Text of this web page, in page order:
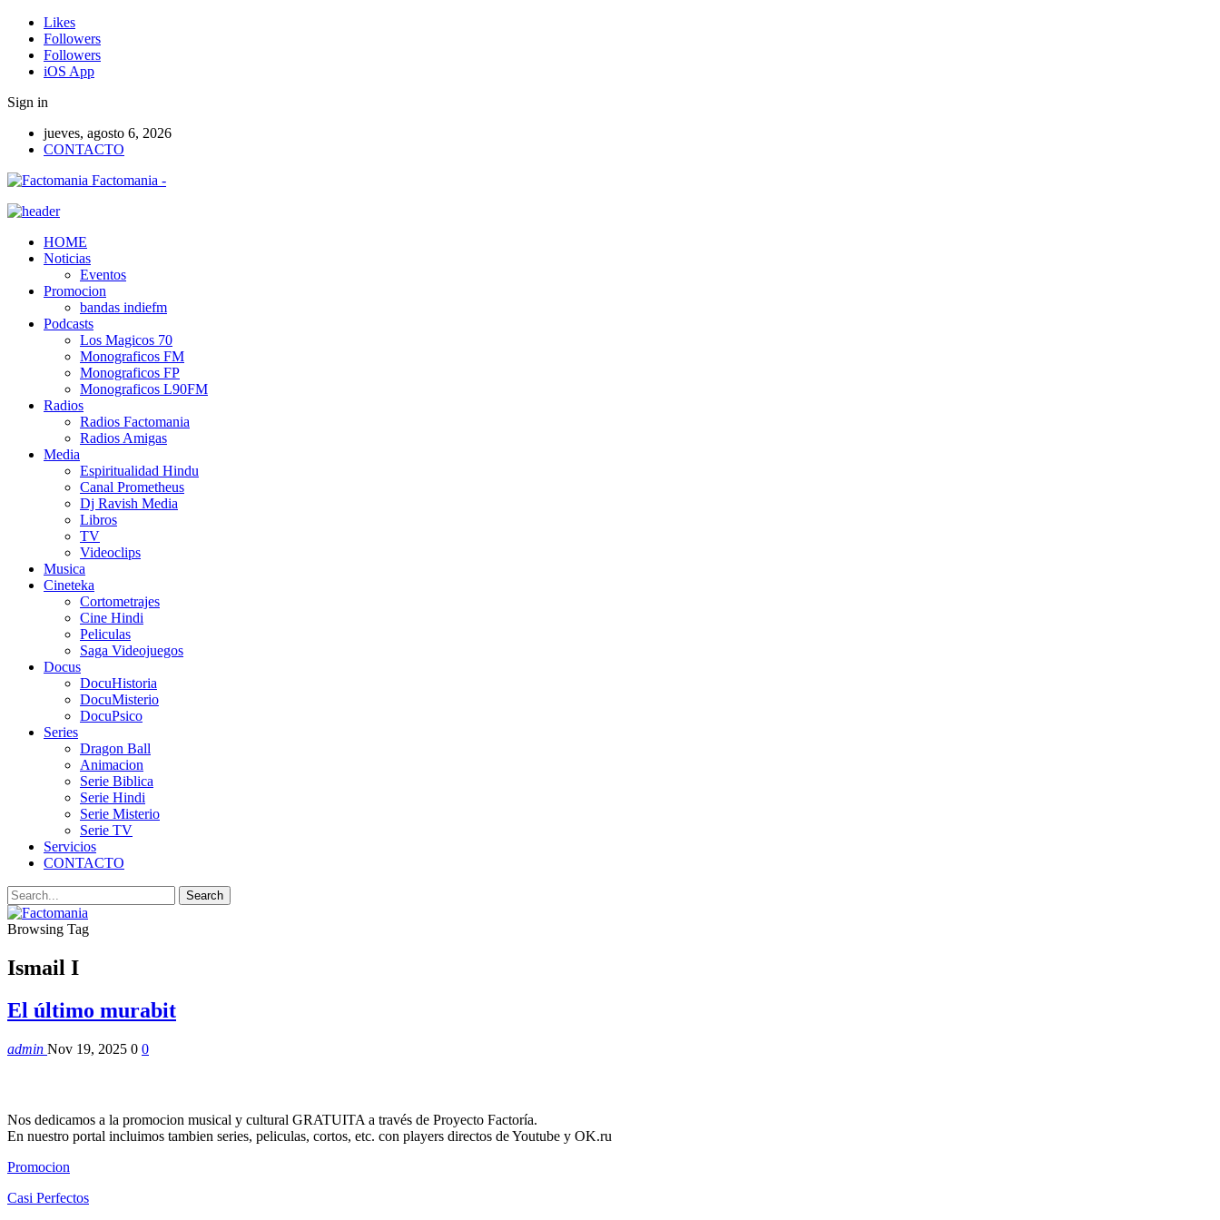
Likes
Followers
Followers
iOS App
Sign in
jueves, agosto 6, 2026
CONTACTO
Factomania -
HOME
Noticias
Eventos
Promocion
bandas indiefm
Podcasts
Los Magicos 70
Monograficos FM
Monograficos FP
Monograficos L90FM
Radios
Radios Factomania
Radios Amigas
Media
Espiritualidad Hindu
Canal Prometheus
Dj Ravish Media
Libros
TV
Videoclips
Musica
Cineteka
Cortometrajes
Cine Hindi
Peliculas
Saga Videojuegos
Docus
DocuHistoria
DocuMisterio
DocuPsico
Series
Dragon Ball
Animacion
Serie Biblica
Serie Hindi
Serie Misterio
Serie TV
Servicios
CONTACTO
Browsing Tag
Ismail I
El último murabit
admin Nov 19, 2025 0 0
Nos dedicamos a la promocion musical y cultural GRATUITA a través de Proyecto Factoría.
En nuestro portal incluimos tambien series, peliculas, cortos, etc. con players directos de Youtube y OK.ru
Promocion
Casi Perfectos